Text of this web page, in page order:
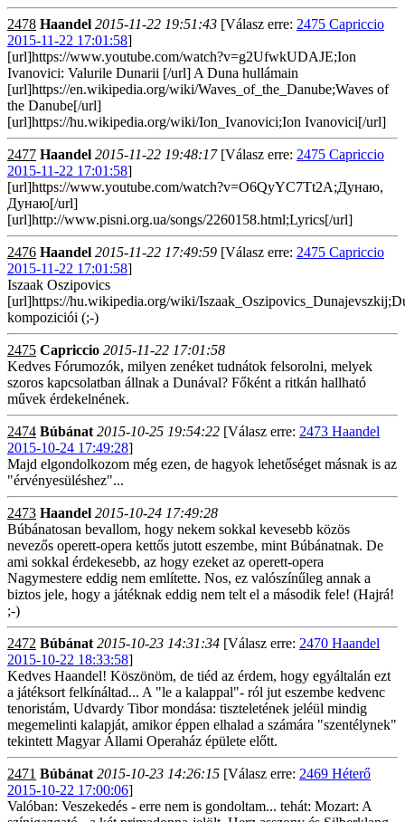
2478 Haandel 2015-11-22 19:51:43 [Válasz erre: 2475 Capriccio
2015-11-22 17:01:58]
[url]https://www.youtube.com/watch?v=g2UfwkUDAJE;Ion
Ivanovici: Valurile Dunarii [/url] A Duna hullámain
[url]https://en.wikipedia.org/wiki/Waves_of_the_Danube;Waves of
the Danube[/url]
[url]https://hu.wikipedia.org/wiki/Ion_Ivanovici;Ion Ivanovici[/url]
2477 Haandel 2015-11-22 19:48:17[Válasz erre: 2475 Capriccio
2015-11-22 17:01:58]
[url]https://www.youtube.com/watch?v=O6QyYC7Tt2A;Дунаю,
Дунаю[/url]
[url]http://www.pisni.org.ua/songs/2260158.html;Lyrics[/url]
2476 Haandel 2015-11-22 17:49:59 [Válasz erre: 2475 Capriccio
2015-11-22 17:01:58]
Iszaak Oszipovics
[url]https://hu.wikipedia.org/wiki/
kompoziciói (;-)
2475 Capriccio 2015-11-22 17:01:58
Kedves Fórumozók, milyen zenéket tudnátok felsorolni, melyek
szoros kapcsolatban állnak a Dunával? Főként a ritkán hallható
művek érdekelnének.
2474 Búbánat 2015-10-25 19:54:22 [Válasz erre: 2473 Haandel
2015-10-24 17:49:28]
Majd elgondolkozom még ezen, de hagyok lehetőséget másnak is az
"érvényesüléshez"...
2473 Haandel 2015-10-24 17:49:28
Búbánatosan bevallom, hogy nekem sokkal kevesebb közös
nevezős operett-opera kettős jutott eszembe, mint Búbánatnak. De
ami sokkal érdekesebb, az hogy ezeket az operett-opera
Nagymestere eddig nem említette. Nos, ez valószínűleg annak a
biztos jele, hogy a játéknak eddig nem telt el a második fele! (Hajrá!
;-)
2472 Búbánat 2015-10-23 14:31:34 [Válasz erre: 2470 Haandel
2015-10-22 18:33:58]
Kedves Haandel! Köszönöm, de tiéd az érdem, hogy egyáltalán ezt
a játéksort felkínáltad... A "le a kalappal"- ról jut eszembe kedvenc
tenoristám, Udvardy Tibor mondása: tiszteletének jeléül mindig
megemelinti kalapját, amikor éppen elhalad a számára "szentélynek"
tekintett Magyar Állami Operaház épülete előtt.
2471 Búbánat 2015-10-23 14:26:15 [Válasz erre: 2469 Héterő
2015-10-22 17:00:06]
Valóban: Veszekedés - erre nem is gondoltam... tehát: Mozart: A